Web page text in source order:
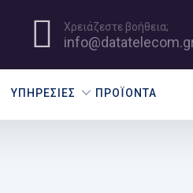
Χρειάζεστε βοήθεια;
ΥΠΗΡΕΣΊΕΣ ΠΡΟΪΌΝΤΑ